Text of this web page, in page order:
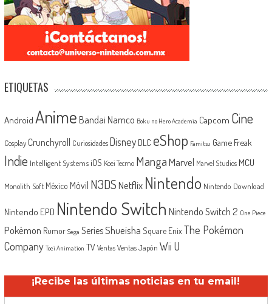
ETIQUETAS
Android Anime Bandai Namco Boku no Hero Academia Capcom Cine
Cosplay Crunchyroll Curiosidades Disney DLC eShop Famitsu Game Freak
Indie Intelligent Systems iOS Koei Tecmo MangaMarvel Marvel Studios MCU
Monolith Soft México Móvil N3DSNetflix Nintendo Nintendo Download
Nintendo EPD Nintendo Switch Nintendo Switch 2 One Piece
Pokémon Rumor Sega SeriesShueisha Square EnixThe Pokémon
Company Toei Animation TV Ventas Ventas Japón Wii U
¡Recibe las últimas noticias en tu email!